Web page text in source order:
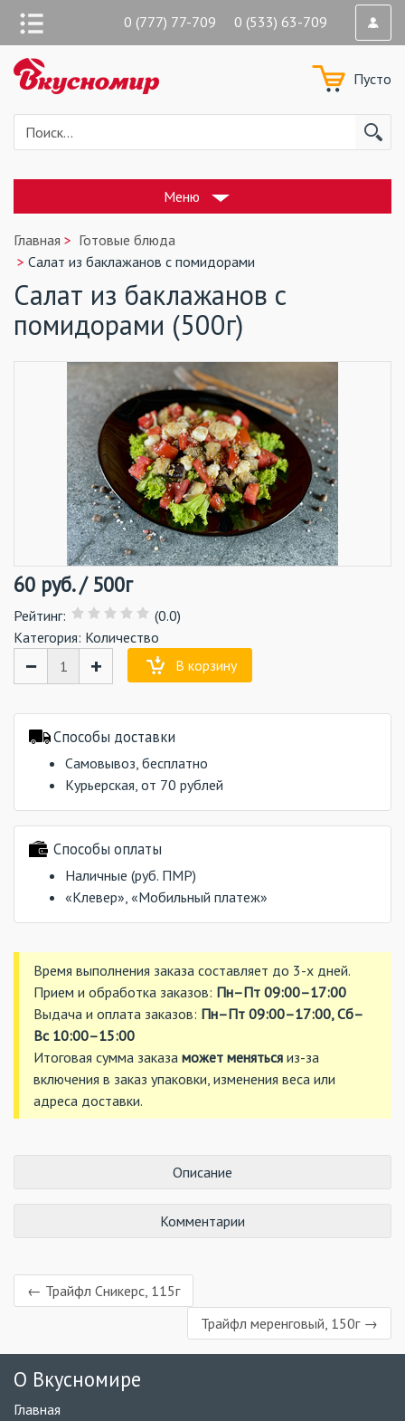
0 (777) 77-709 0 (533) 63-709
Пусто
Меню
Главная
Готовые блюда
Салат из баклажанов с помидорами
Салат из баклажанов с
помидорами (500г)
60 руб./ 500г
Рейтинг:
(0.0)
Категория: Количество
− + В корзину
Способы доставки
Самовывоз, бесплатно
Курьерская, от 70 рублей
Способы оплаты
Наличные (руб. ПМР)
«Клевер», «Мобильный платеж»
Время выполнения заказа составляет до 3-х дней.
Прием и обработка заказов: Пн–Пт 09:00–17:00
Выдача и оплата заказов: Пн–Пт 09:00–17:00, Сб–
Вс 10:00–15:00
Итоговая сумма заказа может меняться из-за
включения в заказ упаковки, изменения веса или
адреса доставки.
Описание
Комментарии
← Трайфл Сникерс, 115г
Трайфл меренговый, 150г →
О Вкусномире
Главная